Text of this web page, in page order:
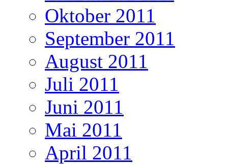
Oktober 2011
September 2011
August 2011
Juli 2011
Juni 2011
Mai 2011
April 2011